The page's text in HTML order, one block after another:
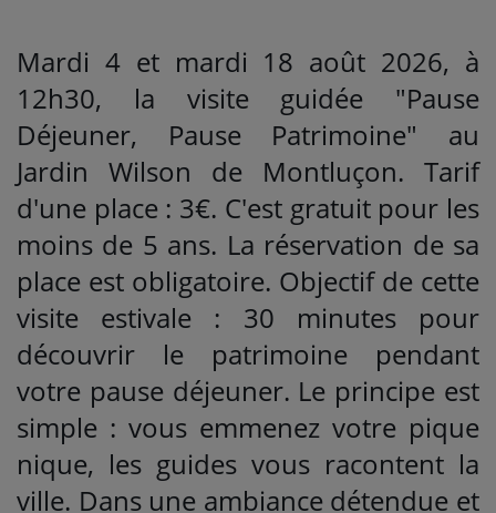
Mardi 4 et mardi 18 août 2026, à
12h30, la visite guidée "Pause
Déjeuner, Pause Patrimoine" au
Jardin Wilson de Montluçon. Tarif
d'une place : 3€. C'est gratuit pour les
moins de 5 ans. La réservation de sa
place est obligatoire. Objectif de cette
visite estivale : 30 minutes pour
découvrir le patrimoine pendant
votre pause déjeuner. Le principe est
simple : vous emmenez votre pique
nique, les guides vous racontent la
ville. Dans une ambiance détendue et